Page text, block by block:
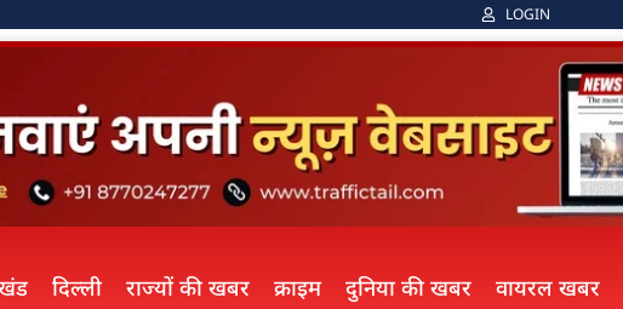
LOGIN
दिल्ली राज्यों की खबर क्राइम दुनिया की खबर वायरल खबर